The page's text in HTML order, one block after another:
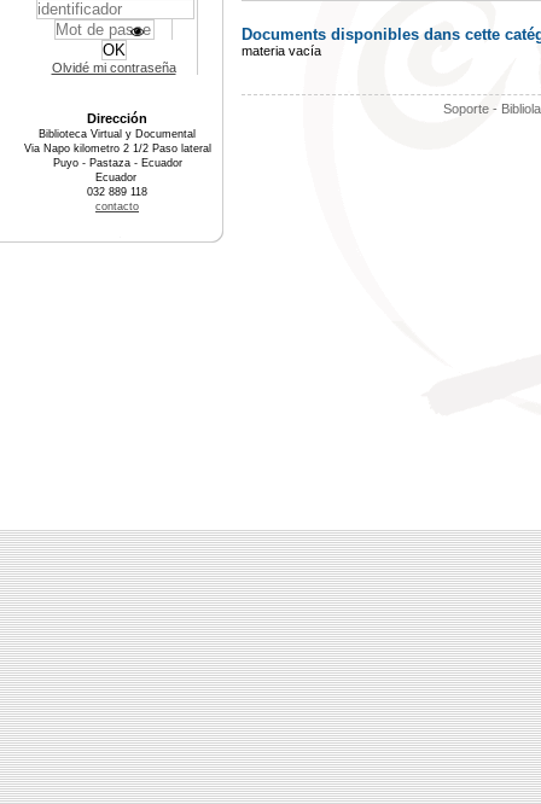
Documents disponibles dans cette
materia vacía
Soporte -
Olvidé mi contraseña
Dirección
Biblioteca Virtual y Documental
Via Napo kilometro 2 1/2 Paso lateral
Puyo - Pastaza - Ecuador
Ecuador
032 889 118
contacto